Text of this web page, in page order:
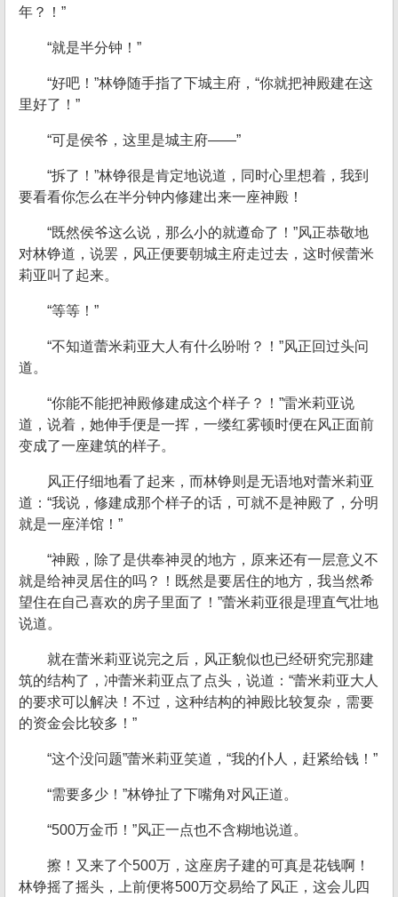
年？！”
“就是半分钟！”
“好吧！”林铮随手指了下城主府，“你就把神殿建在这
里好了！”
“可是侯爷，这里是城主府——”
“拆了！”林铮很是肯定地说道，同时心里想着，我到
要看看你怎么在半分钟内修建出来一座神殿！
“既然侯爷这么说，那么小的就遵命了！”风正恭敬地
对林铮道，说罢，风正便要朝城主府走过去，这时候蕾米
莉亚叫了起来。
“等等！”
“不知道蕾米莉亚大人有什么吩咐？！”风正回过头问
道。
“你能不能把神殿修建成这个样子？！”雷米莉亚说
道，说着，她伸手便是一挥，一缕红雾顿时便在风正面前
变成了一座建筑的样子。
风正仔细地看了起来，而林铮则是无语地对蕾米莉亚
道：“我说，修建成那个样子的话，可就不是神殿了，分明
就是一座洋馆！”
“神殿，除了是供奉神灵的地方，原来还有一层意义不
就是给神灵居住的吗？！既然是要居住的地方，我当然希
望住在自己喜欢的房子里面了！”蕾米莉亚很是理直气壮地
说道。
就在蕾米莉亚说完之后，风正貌似也已经研究完那建
筑的结构了，冲蕾米莉亚点了点头，说道：“蕾米莉亚大人
的要求可以解决！不过，这种结构的神殿比较复杂，需要
的资金会比较多！”
“这个没问题”蕾米莉亚笑道，“我的仆人，赶紧给钱！”
“需要多少！”林铮扯了下嘴角对风正道。
“500万金币！”风正一点也不含糊地说道。
擦！又来了个500万，这座房子建的可真是花钱啊！
林铮摇了摇头，上前便将500万交易给了风正，这会儿四